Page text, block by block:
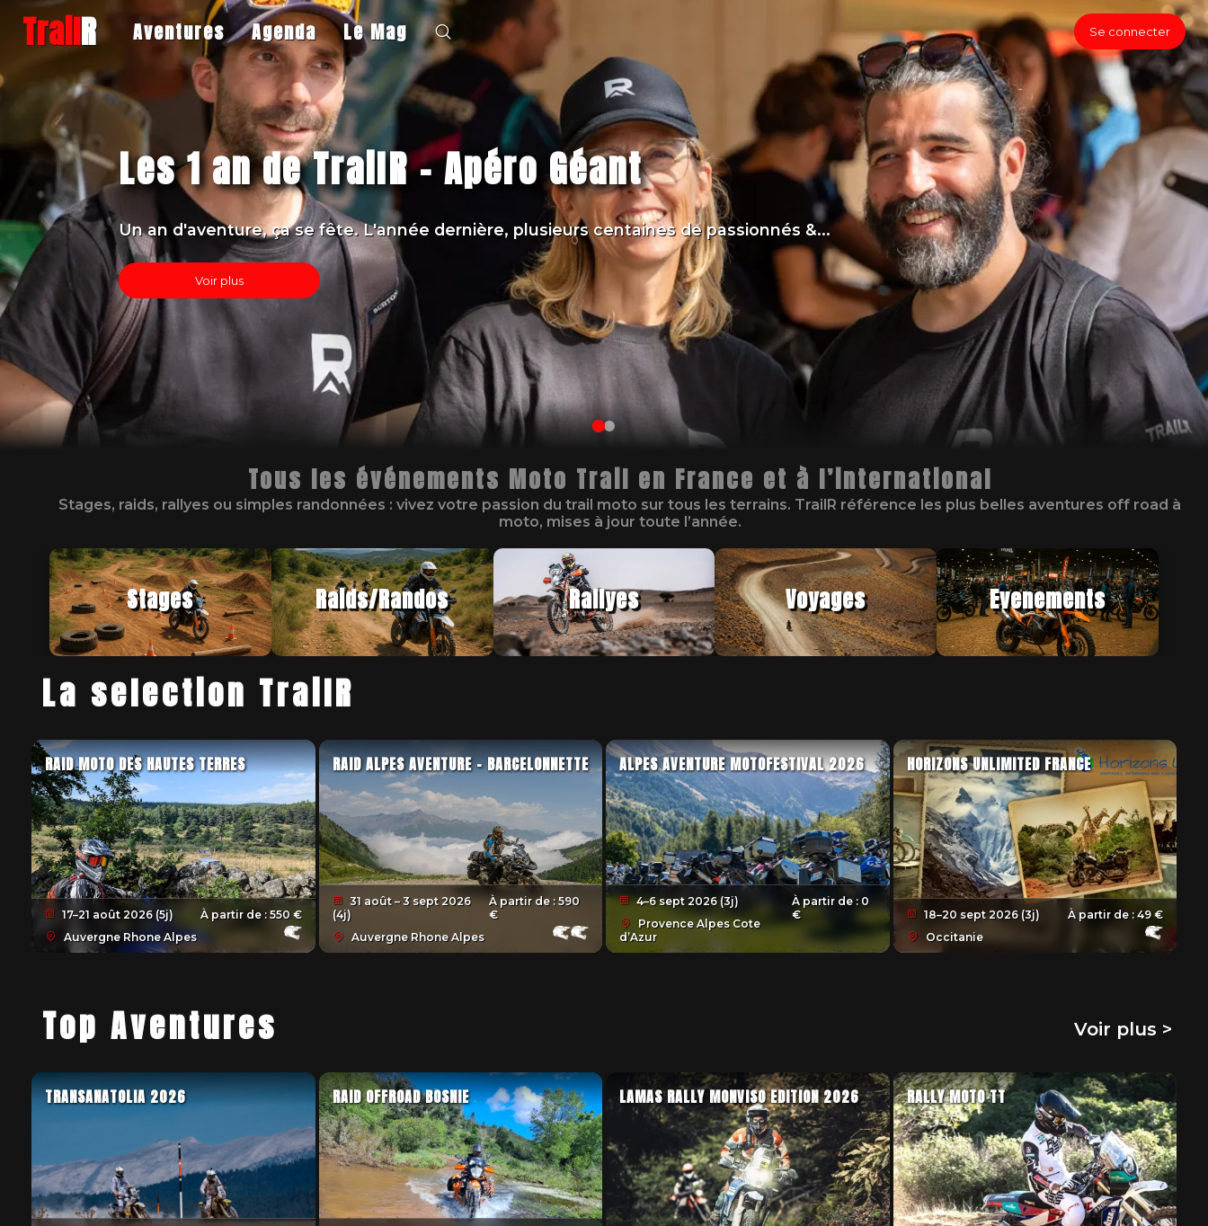
TrailR Aventures Agenda Le Mag Se connecter
Laos – Thaïlande en Royal Enfield
Voyage moto d'aventure entre Laos et Thaïlande, au-delà du Mékong
...
Tous les événements Moto Trail en France et à l’international
Stages, raids, rallyes ou simples randonnées : vivez votre passion du trail moto sur tous les terrains. TrailR référence les plus belles aventures off road à
moto, mises à jour toute l’année.
Stages Raids/Randos Rallyes Voyages Evenements
La selection TrailR
RAID MOTO DES HAUTES TERRES
17–21 août 2026 (5j)
Auvergne Rhone Alpes
À partir de : 550 €
RAID ALPES AVENTURE – BARCELONNETTE
31 août – 3 sept 2026
(4j)
Auvergne Rhone Alpes
À partir de :590
€
ALPES AVENTURE MOTOFESTIVAL 2026
4–6 sept 2026 (3j)
Provence Alpes Cote
d’Azur
À partir de : 0
€
HORIZONS UNLIMITED FRANCE
18–20 sept 2026 (3j)
Occitanie
À partir de : 49 €
Top Aventures Voir plus >
TRANSANATOLIA 2026 RAID OFFROAD BOSNIE LAMAS RALLY MONVISO EDITION 2026 RALLY MOTO TT